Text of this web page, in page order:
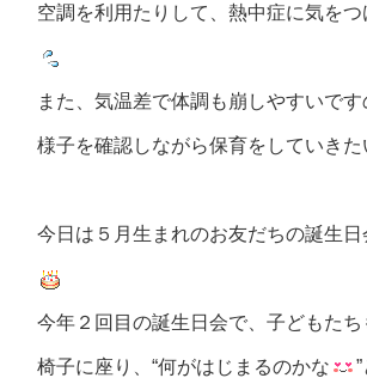
空調を利用たりして、熱中症に気を
また、気温差で体調も崩しやすいで
様子を確認しながら保育をしていきた
今日は５月生まれのお友だちの誕生日
今年２回目の誕生日会で、子どもた
椅子に座り、“何がはじまるのかな